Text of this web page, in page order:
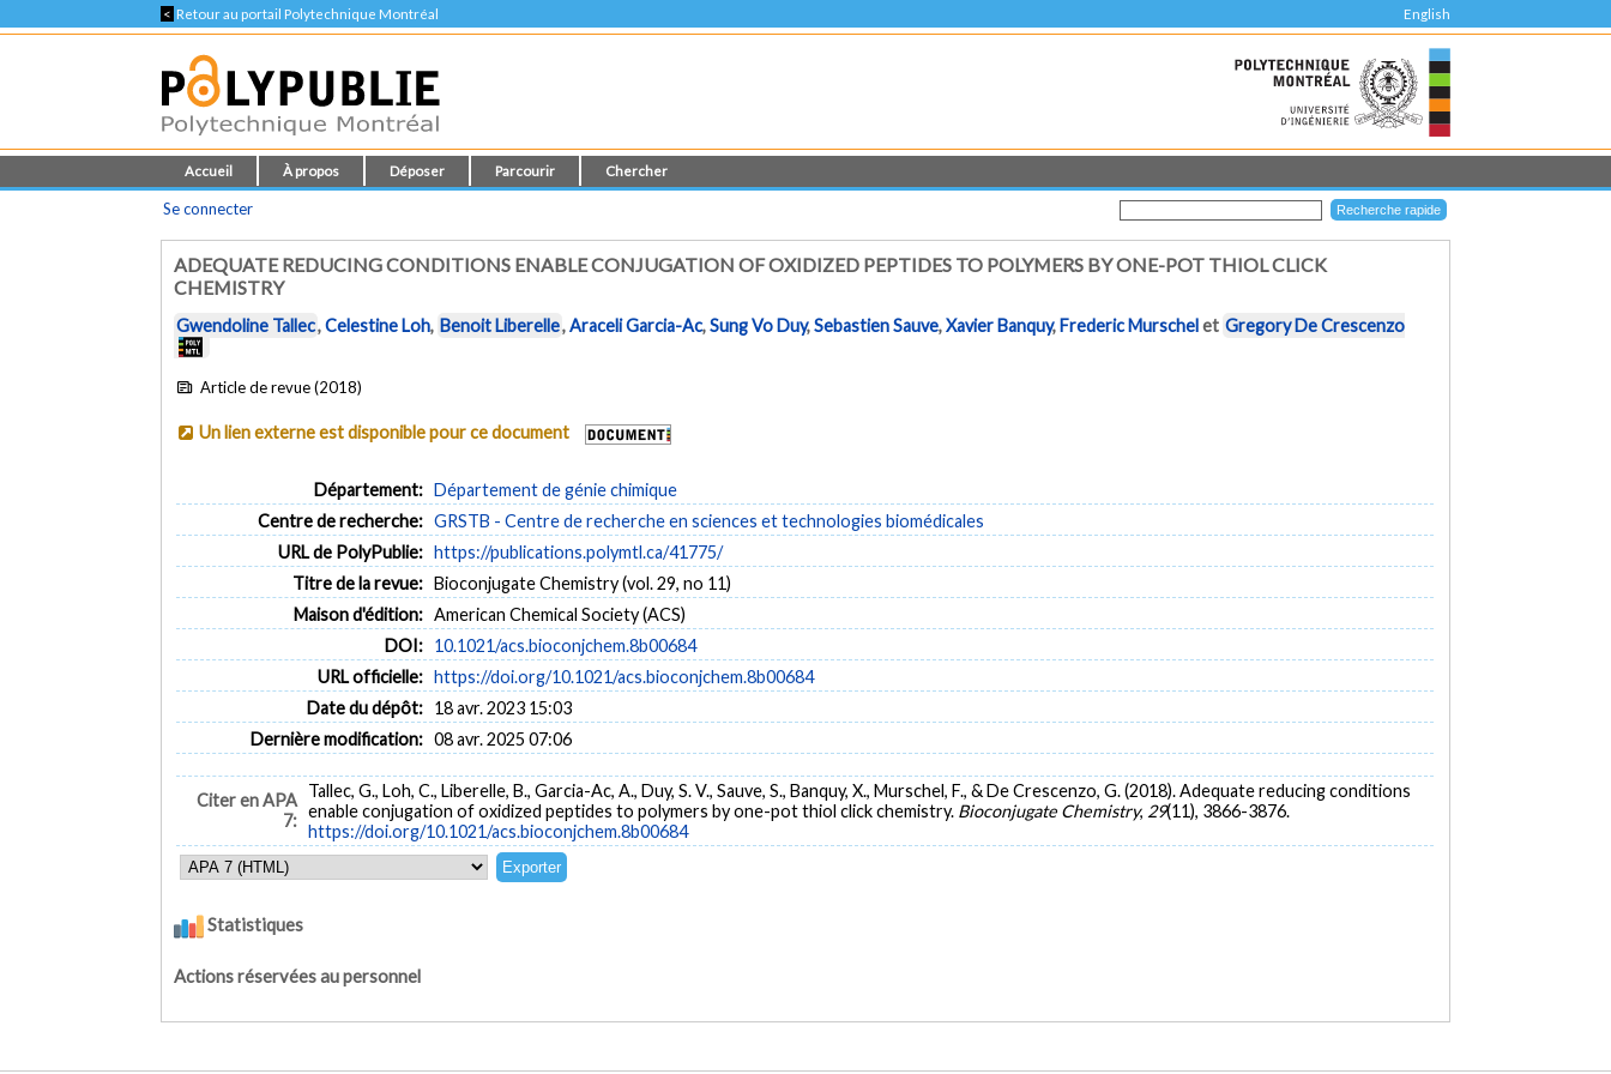
< Retour au portail Polytechnique Montréal English
Accueil À propos Déposer Parcourir Chercher
Se connecter
ADEQUATE REDUCING CONDITIONS ENABLE CONJUGATION OF OXIDIZED PEPTIDES TO POLYMERS BY ONE-POT THIOL CLICK
CHEMISTRY
Gwendoline Tallec,Celestine Loh, Benoit Liberelle,Araceli Garcia-Ac,Sung Vo Duy,Sebastien Sauve,Xavier Banquy,Frederic Murschelet Gregory De Crescenzo
Article de revue (2018)
Un lien externe est disponible pour ce document
Département: Département de génie chimique
Centre de recherche: GRSTB - Centre de recherche en sciences et technologies biomédicales
URL de PolyPublie: https://publications.polymtl.ca/41775/
Titre de la revue: Bioconjugate Chemistry (vol. 29, no 11)
Maison d'édition: American Chemical Society (ACS)
DOI: 10.1021/acs.bioconjchem.8b00684
URL officielle: https://doi.org/10.1021/acs.bioconjchem.8b00684
Date du dépôt: 18 avr. 2023 15:03
Dernière modification: 08 avr. 2025 07:06
Citer en APA
7:
Tallec, G., Loh, C., Liberelle, B., Garcia-Ac, A., Duy, S. V., Sauve, S., Banquy, X., Murschel, F., & De Crescenzo, G. (2018). Adequate reducing conditions
enable conjugation of oxidized peptides to polymers by one-pot thiol click chemistry. Bioconjugate Chemistry, 29(11), 3866-3876.
https://doi.org/10.1021/acs.bioconjchem.8b00684
Statistiques
Actions réservées au personnel